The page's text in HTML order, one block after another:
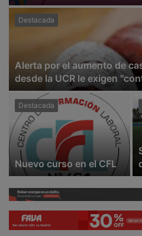
Destacada
Alerta por el aumento de
desde la UCR le exigen
Destacada
Nuevo curso en el CFL